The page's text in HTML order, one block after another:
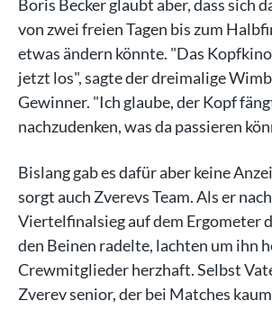
Boris Becker glaubt aber, dass sich
von zwei freien Tagen bis zum
etwas ändern könnte. "Das
jetzt los", sagte der dreimalige
Gewinner. "Ich glaube, der Kopf
nachzudenken, was da passieren
Bislang gab es dafür aber keine
sorgt auch Zverevs Team. Als er
Viertelfinalsieg auf dem Ergometer
den Beinen radelte, lachten um ihn
Crewmitglieder herzhaft. Selbst
Zverev senior, der bei Matches